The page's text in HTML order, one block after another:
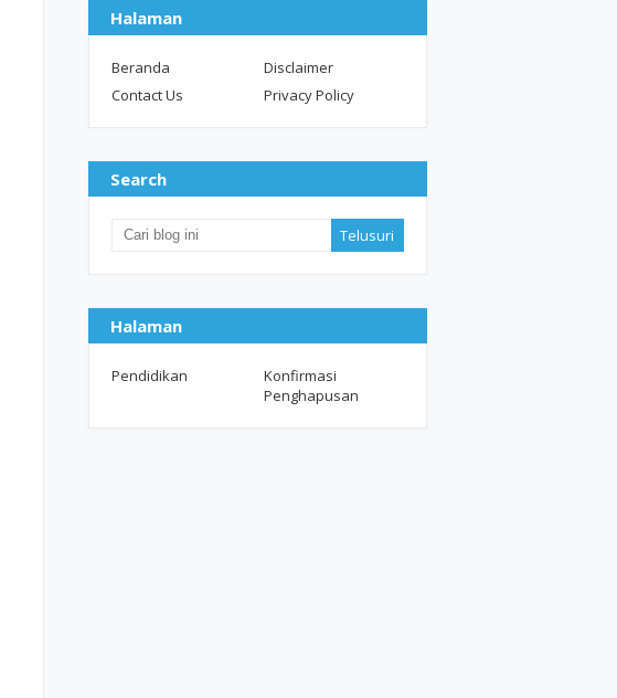
Halaman
Beranda
Disclaimer
Contact Us
Privacy Policy
Search
Halaman
Pendidikan
Konfirmasi
Penghapusan